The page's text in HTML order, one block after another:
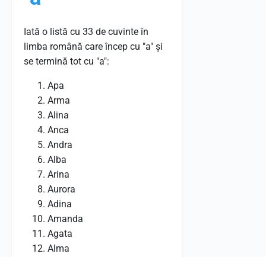
Iată o listă cu 33 de cuvinte în
limba română care încep cu "a" și
se termină tot cu "a":
Apa
Arma
Alina
Anca
Andra
Alba
Arina
Aurora
Adina
Amanda
Agata
Alma